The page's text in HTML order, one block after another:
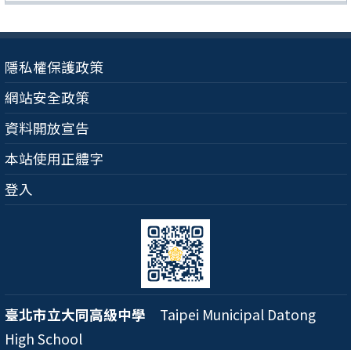
隱私權保護政策
網站安全政策
資料開放宣告
本站使用正體字
登入
臺北市立大同高級中學 Taipei Municipal Datong
High School